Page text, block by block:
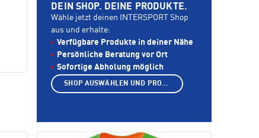
DEIN SHOP. DEINE PRODUKTE.
Wähle jetzt deinen INTERSPORT Shop
aus und erhalte:
Verfügbare Produkte in deiner Nähe
Persönliche Beratung vor Ort
Sofortige Abholung möglich
SHOP AUSWÄHLEN UND PRODUKTE ANZEIGEN